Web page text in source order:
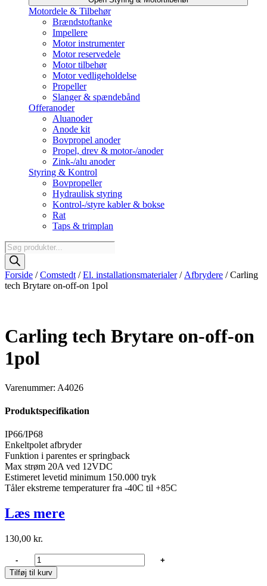
Motordele & Tilbehør
Brændstoftanke
Impellere
Motor instrumenter
Motor reservedele
Motor tilbehør
Motor vedligeholdelse
Propeller
Slanger & spændebånd
Offeranoder
Aluanoder
Anode kit
Bovpropel anoder
Propel, drev & motor-/anoder
Zink-/alu anoder
Styring & Kontrol
Bovpropeller
Hydraulisk styring
Kontrol-/styre kabler & bokse
Rat
Taps & trimplan
Products
search
Forside /Comstedt /El. installationsmaterialer/ Afbrydere / Carling
tech Brytare on-off-on 1pol
Carling tech Brytare on-off-on
1pol
Varenummer: A4026
Produktspecifikation
IP66/IP68
Enkeltpolet afbryder
Funktion i parentes er springback
Max strøm 20A ved 12VDC
Estimeret levetid minimum 150.000 tryk
Tåler ekstreme temperaturer fra -40C til +85C
Læs mere
130,00 kr.
Carling
tech
Brytare
-
+
Tilføj til kurv